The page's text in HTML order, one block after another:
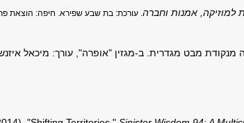
למוזיקה, אמנות וחברה
מנקודת מבט מגדרית. ב-מגזין "אופרה", עורך: מיכאל